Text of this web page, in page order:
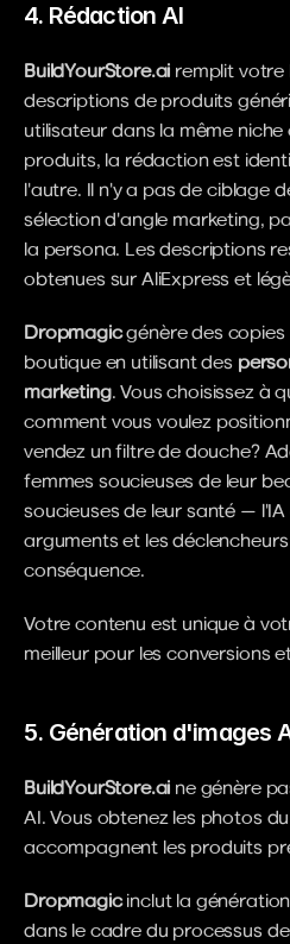
4. Rédaction AI
BuildYourStore.ai remplit votre
descriptions de produits
utilisateur dans la même
produits, la rédaction est
l'autre. Il n'y a pas de ciblage
sélection d'angle marketing,
la persona. Les descriptions
obtenues sur AliExpress et
Dropmagic génère des
boutique en utilisant des
marketing. Vous choisissez à
comment vous voulez
vendez un filtre de douche?
femmes soucieuses de leur
soucieuses de leur santé —
arguments et les
conséquence.
Votre contenu est unique à
meilleur pour les conversions
5. Génération d'images
BuildYourStore.ai ne génère
AI. Vous obtenez les photos
accompagnent les produits
Dropmagic inclut la
dans le cadre du processus